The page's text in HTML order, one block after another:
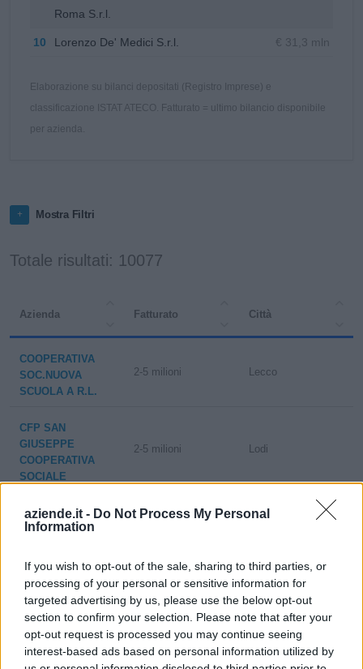
aziende.it - Do Not Process My Personal
Information
If you wish to opt-out of the sale, sharing to third parties, or
processing of your personal or sensitive information for
targeted advertising by us, please use the below opt-out
section to confirm your selection. Please note that after your
opt-out request is processed you may continue seeing
interest-based ads based on personal information utilized by
Roma S.r.l.
10 Lorenzo De' Medici S.r.l. € 31,3 mln
Elaborazione su bilanci depositati (Registro Imprese) e
classificazione ISTAT ATECO. Fatturato = ultimo bilancio disponibile
per azienda.
Mostra Filtri
Totale risultati: 10077
Azienda Fatturato Città
COOPERATIVA
SOC.NUOVA
SCUOLA A R.L.
2-5 milioni Lecco
CFP SAN
GIUSEPPE
COOPERATIVA
SOCIALE
2-5 milioni Lodi
CENTRO STUDI
SUPERIORI S.R.L.
10-25 milioni Bergamo
SCUOLA AMBRIT
ROME S.R.L.
5-10 milioni Roma
LYCEE FRANCAIS
INTERNATIONAL
JEAN GIONO
5-10 milioni Torino